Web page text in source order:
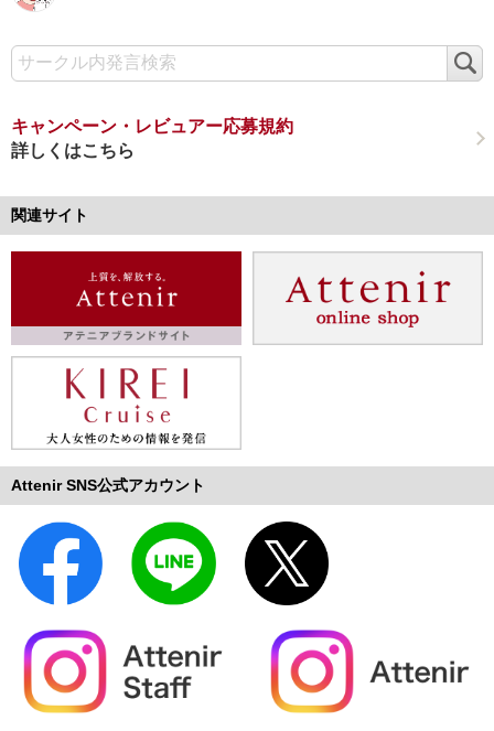
索
キャンペーン・レビュアー応募規約
詳しくはこちら
関連サイト
Attenir SNS公式アカウント